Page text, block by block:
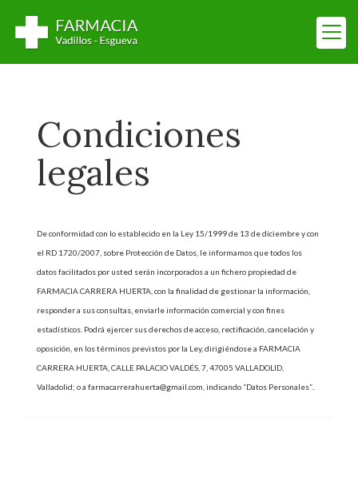
Condiciones
legales
De conformidad con lo establecido en la Ley 15/1999 de 13 de diciembre y con
el RD 1720/2007, sobre Protección de Datos, le informamos que todos los
datos facilitados por usted serán incorporados a un fichero propiedad de
FARMACIA CARRERA HUERTA , con la finalidad de gestionar la información,
responder a sus consultas, enviarle información comercial y con fines
estadísticos. Podrá ejercer sus derechos de acceso, rectificación, cancelación y
oposición, en los términos previstos por la Ley, dirigiéndose a FARMACIA
CARRERA HUERTA CALLE PALACIO VALDÉS, 7 47005 VALLADOLID
Valladolid; o a farmacarrerahuerta@gmail.com , indicando “Datos Personales”..